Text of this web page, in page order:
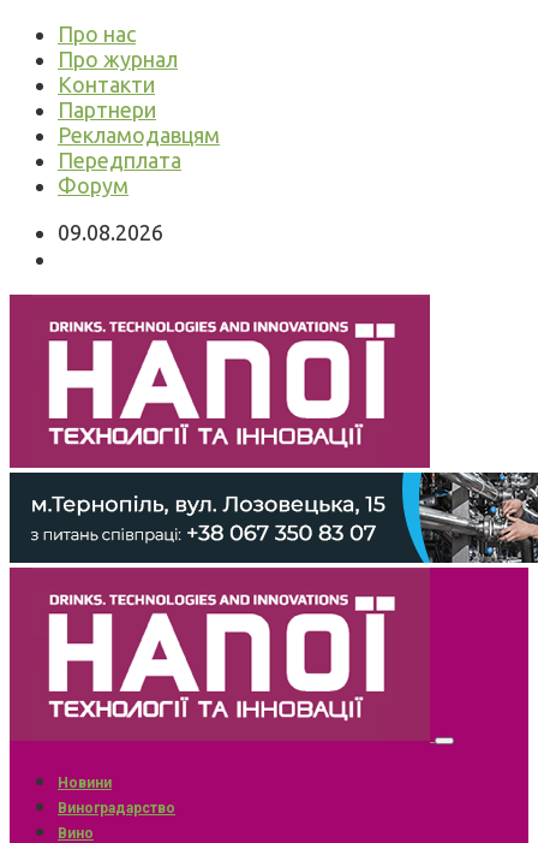
Про нас
Про журнал
Контакти
Партнери
Рекламодавцям
Передплата
Форум
09.08.2026
Новини
Виноградарство
Вино